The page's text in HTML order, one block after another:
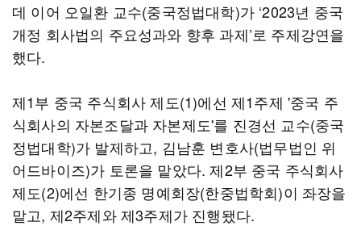
데 이어 오일환 교수(중국정법대학)가 ‘2023년 중국
개정 회사법의 주요성과와 향후 과제’로 주제강연을
했다.
제1부 중국 주식회사 제도(1)에선 제1주제 '중국 주
식회사의 자본조달과 자본제도'를 진경선 교수(중국
정법대학)가 발제하고, 김남훈 변호사(법무법인 위
어드바이즈)가 토론을 맡았다. 제2부 중국 주식회사
제도(2)에선 한기종 명예회장(한중법학회)이 좌장을
맡고, 제2주제와 제3주제가 진행됐다.